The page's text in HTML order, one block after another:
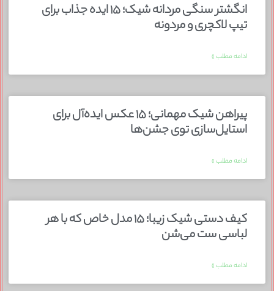
انگشتر سنگی مردانه شیک؛ ۱۵ ایده جذاب برای
تیپ لاکچری و مردونه
ادامه مطلب »
پیراهن شیک مهمانی؛ ۱۵ عکس ایده‌آل برای
استایل‌سازی توی جشن‌ها
ادامه مطلب »
کیف دستی شیک زیبا؛ ۱۵ مدل خاص که با هر
لباسی ست می‌شن
ادامه مطلب »